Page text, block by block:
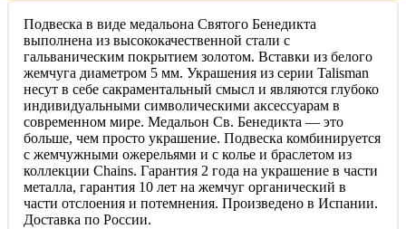
Подвеска в виде медальона Святого Бенедикта
выполнена из высококачественной стали с
гальваническим покрытием золотом. Вставки из белого
жемчуга диаметром 5 мм. Украшения из серии Talisman
несут в себе сакраментальный смысл и являются глубоко
индивидуальными символическими аксессуарам в
современном мире. Медальон Св. Бенедикта — это
больше, чем просто украшение. Подвеска комбинируется
с жемчужными ожерельями и с колье и браслетом из
коллекции Chains. Гарантия 2 года на украшение в части
металла, гарантия 10 лет на жемчуг органический в
части отслоения и потемнения. Произведено в Испании.
Доставка по России.